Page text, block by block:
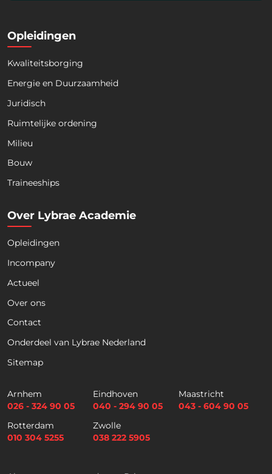
Opleidingen
Kwaliteitsborging
Energie en Duurzaamheid
Juridisch
Ruimtelijke ordening
Milieu
Bouw
Traineeships
Over Lybrae Academie
Opleidingen
Incompany
Actueel
Over ons
Contact
Onderdeel van Lybrae Nederland
Sitemap
Arnhem
026 - 324 90 05
Eindhoven
040 - 294 90 05
Maastricht
043 - 604 90 05
Rotterdam
010 304 5255
Zwolle
038 222 5905
Voornaam Achternaam
Telefoon